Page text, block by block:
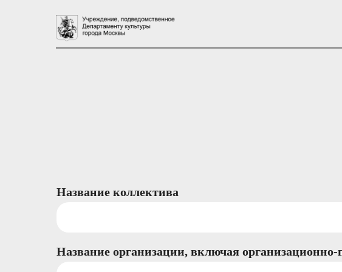
Название коллектива
Название организации, включая